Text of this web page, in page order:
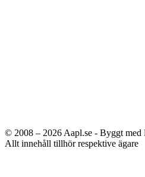
© 2008 – 2026 Aapl.se - Byggt med
Allt innehåll tillhör respektive ägare